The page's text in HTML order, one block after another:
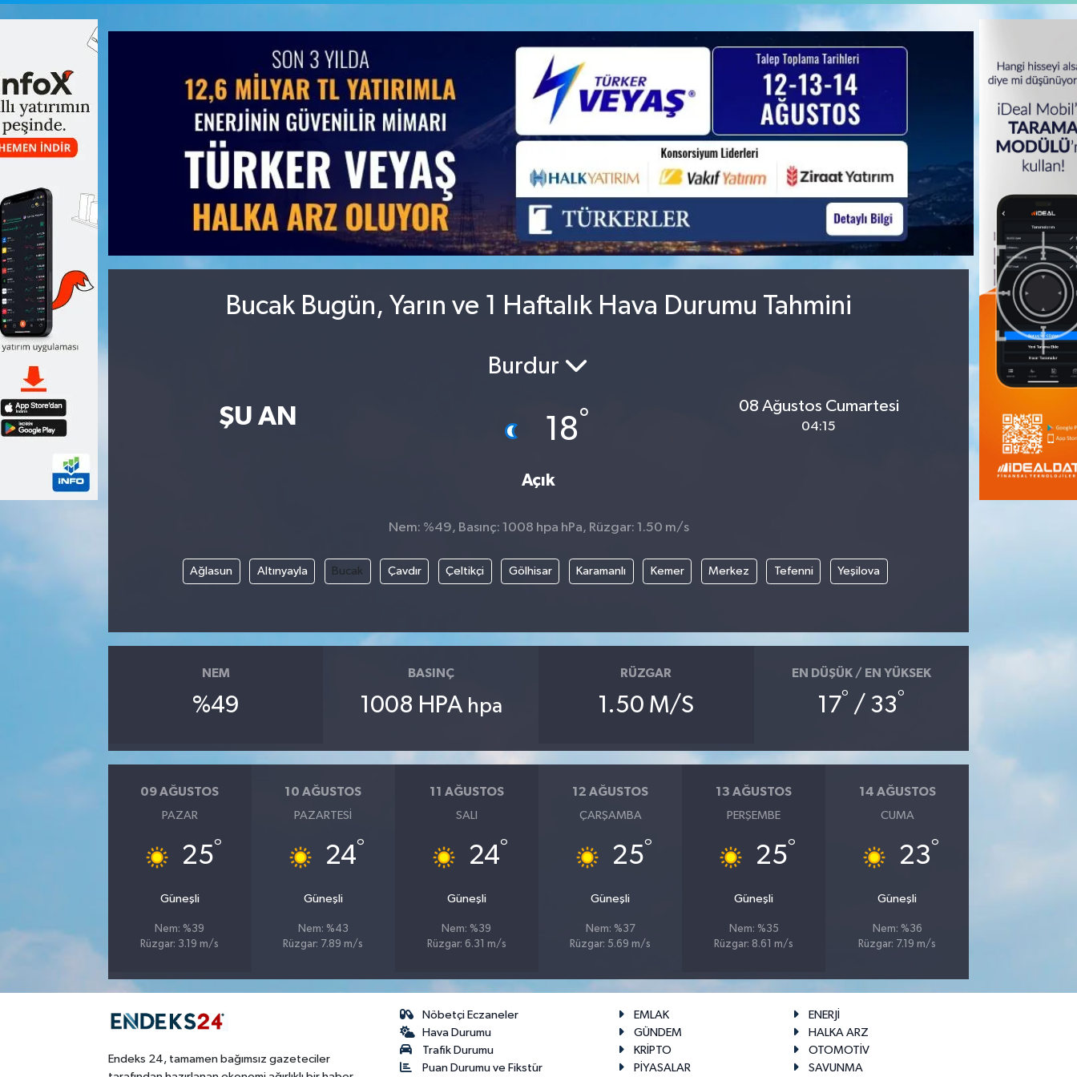
%-14
Bucak Bugün, Yarın ve 1 Haftalık Hava Durumu Tahmini
ŞU AN
Burdur
18°
Açık
08 Ağustos Cumartesi
04:15
Nem: %49, Basınç: 1008 hpa hPa, Rüzgar: 1.50 m/s
Ağlasun Altınyayla Bucak Çavdır Çeltikçi Gölhisar Karamanlı Kemer Merkez Tefenni Yeşilova
NEM
%49
BASINÇ
1008 HPA hpa
RÜZGAR
1.50 M/S
EN DÜŞÜK / EN YÜKSEK
17° / 33°
09 AĞUSTOS
PAZAR
25°
Güneşli
Nem: %39
Rüzgar: 3.19 m/s
10 AĞUSTOS
PAZARTESI
24°
Güneşli
Nem: %43
Rüzgar: 7.89 m/s
11 AĞUSTOS
SALI
24°
Güneşli
Nem: %39
Rüzgar: 6.31 m/s
12 AĞUSTOS
ÇARŞAMBA
25°
Güneşli
Nem: %37
Rüzgar: 5.69 m/s
13 AĞUSTOS
PERŞEMBE
25°
Güneşli
Nem: %35
Rüzgar: 8.61 m/s
14 AĞUSTOS
CUMA
23°
Güneşli
Nem: %36
Rüzgar: 7.19 m/s
Endeks 24, tamamen bağımsız gazeteciler
Nöbetçi Eczaneler
Hava Durumu
Trafik Durumu
Puan Durumu ve Fikstür
EMLAK
ENERJİ
GÜNDEM
HALKA ARZ
KRİPTO
OTOMOTİV
PİYASALAR
SAVUNMA